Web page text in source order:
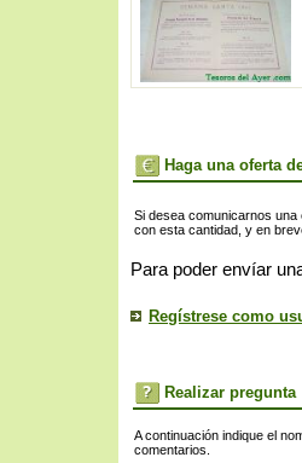
Haga una oferta
Si desea comunicarnos
con esta cantidad, y en
Para poder envíar
Regístrese como
Realizar pregunta
A continuación indique el
comentarios.